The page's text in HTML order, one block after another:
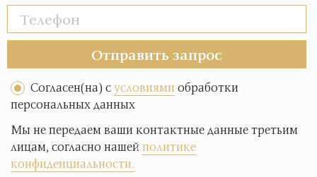
Отправить запрос
Согласен(на) сусловиямиобработки
персональных данных
Мы не передаем ваши контактные данные третьим
лицам, согласно нашейполитике
конфиденциальности.